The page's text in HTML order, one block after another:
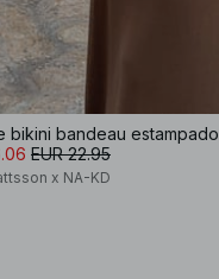
bikini bandeau estampado
EUR 22.95
x NA-KD